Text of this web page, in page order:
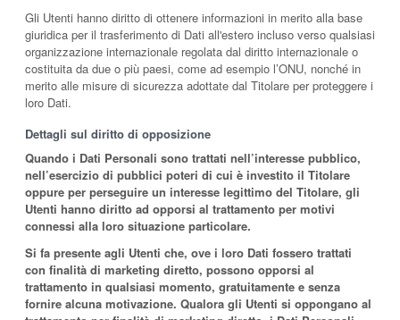
Gli Utenti hanno diritto di ottenere informazioni in merito alla base
giuridica per il trasferimento di Dati all'estero incluso verso qualsiasi
organizzazione internazionale regolata dal diritto internazionale o
costituita da due o più paesi, come ad esempio l’ONU, nonché in
merito alle misure di sicurezza adottate dal Titolare per proteggere i
loro Dati.
Dettagli sul diritto di opposizione
Quando i Dati Personali sono trattati nell’interesse pubblico,
nell’esercizio di pubblici poteri di cui è investito il Titolare
oppure per perseguire un interesse legittimo del Titolare, gli
Utenti hanno diritto ad opporsi al trattamento per motivi
connessi alla loro situazione particolare.
Si fa presente agli Utenti che, ove i loro Dati fossero trattati
con finalità di marketing diretto, possono opporsi al
trattamento in qualsiasi momento, gratuitamente e senza
fornire alcuna motivazione. Qualora gli Utenti si oppongano al